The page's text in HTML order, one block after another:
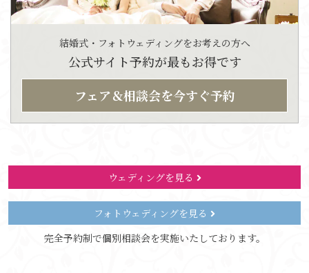
結婚式・フォトウェディングをお考えの方へ
公式サイト予約が最もお得です
フェア＆相談会を今すぐ予約
ウェディングを見る
フォトウェディングを見る
完全予約制で個別相談会を実施いたしております。